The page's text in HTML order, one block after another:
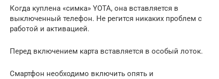
Когда куплена «симка» YOTA, она вставляется в
выключенный телефон. Не регится никаких проблем с
работой и активацией.
Перед включением карта вставляется в особый лоток.
Смартфон необходимо включить опять и